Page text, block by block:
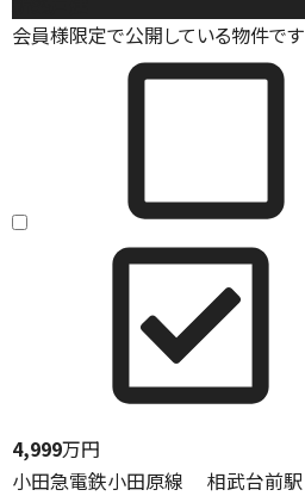
会員様限定で公開している物件です
4,999万円
小田急電鉄小田原線 相武台前駅